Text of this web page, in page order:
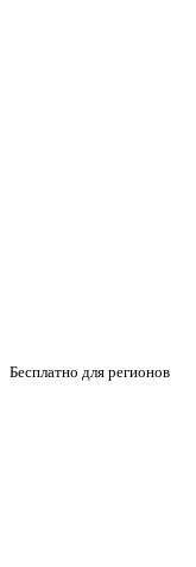
Бесплатно для регионов